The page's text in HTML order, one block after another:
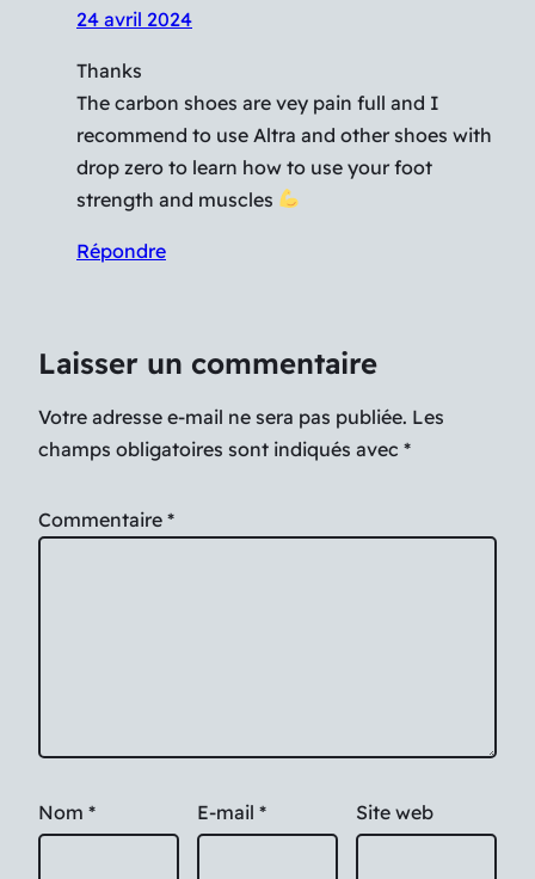
24 avril 2024
Thanks
The carbon shoes are vey pain full and I
recommend to use Altra and other shoes with
drop zero to learn how to use your foot
strength and muscles
Répondre
Laisser un commentaire
Votre adresse e-mail ne sera pas publiée. Les
champs obligatoires sont indiqués avec *
Commentaire *
Nom * E-mail * Site web